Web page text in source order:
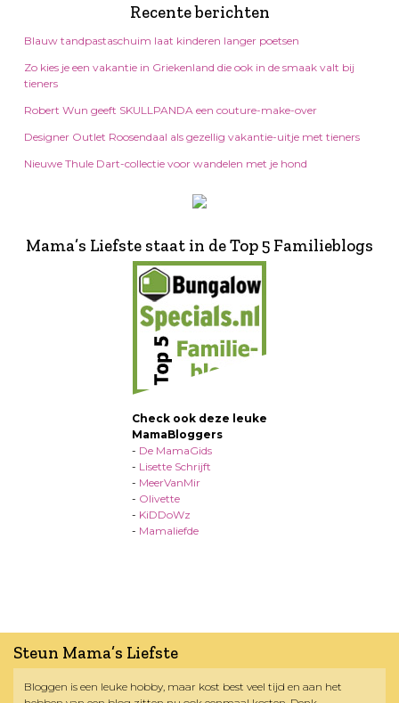
Recente berichten
Blauw tandpastaschuim laat kinderen langer poetsen
Zo kies je een vakantie in Griekenland die ook in de smaak valt bij
tieners
Robert Wun geeft SKULLPANDA een couture-make-over
Designer Outlet Roosendaal als gezellig vakantie-uitje met tieners
Nieuwe Thule Dart-collectie voor wandelen met je hond
Mama’s Liefste staat in de Top 5 Familieblogs
Check ook deze leuke
MamaBloggers
- De MamaGids
- Lisette Schrijft
- MeerVanMir
- Olivette
- KiDDoWz
- Mamaliefde
Steun Mama’s Liefste
Bloggen is een leuke hobby, maar kost best veel tijd en aan het